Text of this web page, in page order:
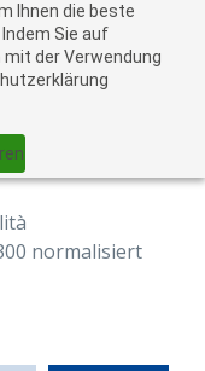
Ihnen die beste
Sie auf
mit der Verwendung
normalisiert